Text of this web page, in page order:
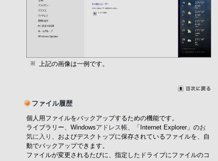
上記の画像は一例です。
ファイル履歴
個人用ファイルをバックアップするための機能です。
ライブラリー、Windowsアドレス帳 、「Internet Explorer」のお
気に入り
、およびデスクトップに保存されているファイルを、自
動でバックアップできます。
ファイルが変更されるたびに、指定したドライブにファイルのコ